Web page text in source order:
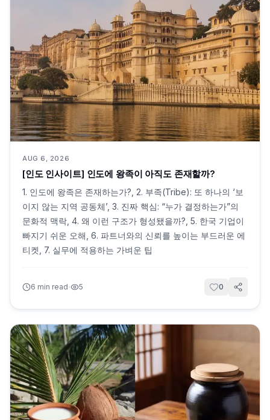
AUG 6, 2026
[인도 인사이트] 인도에 왕족이 아직도 존재할까?
1. 인도에 왕족은 존재하는가?, 2. 부족(Tribe): 또 하나의 ‘보
이지 않는 지역 공동체’, 3. 진짜 핵심: “누가 결정하는가”의
문화적 맥락, 4. 왜 이런 구조가 형성됐을까?, 5. 한국 기업이
빠지기 쉬운 오해, 6. 파트너와의 신뢰를 높이는 부드러운 에
티켓, 7. 실무에 적용하는 가벼운 팁
6 min read· 5 0